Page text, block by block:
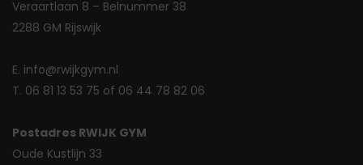
Veraartlaan 8 – Belnummer 38
2288 GM Rijswijk
E. info@rwijkgym.nl
T. 06 81 13 53 75 of 06 44 78 82 06
Postadres RWIJK GYM
Oude Kustlijn 33